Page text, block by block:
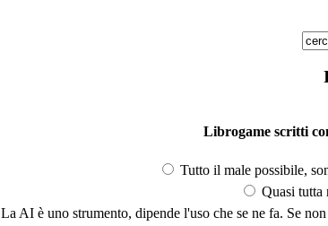
Librogame scritti
Tutto il male possibile,
Quasi tutta
La AI è uno strumento, dipende l'uso che se ne fa. Se